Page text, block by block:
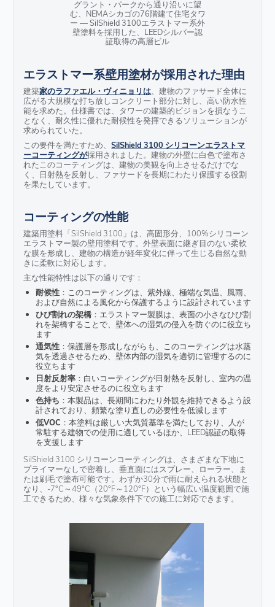
グラント・パークから通り沿いに望
む、NEMAシカゴの76階建て住宅タワ
ー ― SilShield 3100エラストマー系外
壁塗料を採用した、LEEDシルバー認
証取得の高層ビル
エラストマー系壁用塗材が採用された理由
建築家のラファエル・ヴィニョリは 、建物のファサード全体に
広がる大規模な打ち放しコンクリート部分に対し、高い防水性
能を求めた。仕様書では、タワーの建築的ビジョンを損なうこ
となく、耐久性に優れた耐候性を発揮できるソリューションが
求められていた。
この要件を満たすため、SilShield 3100 シリコーンエラストマ
ーコーティングが採用されました。建物の外壁に白色で塗布さ
れたこのコーティングは、建物の美観を向上させるだけでな
く、日射熱を反射し、ファサードを長期にわたり保護する役割
を果たしています。
コーティングの性能
建築用塗料「SilShield 3100」は、高固形分、100%シリコーン
エラストマー製の壁用塗料です。外壁表面に継ぎ目のない柔軟
な膜を形成し、建物の構造が経年変化に伴って生じる自然な動
きに柔軟に対応します。
主な性能特性は以下の通りです：
耐候性 ：このコーティングは、紫外線、極端な気温、風雨、
および自然による風化から保護するように設計されています
ひび割れの架橋 ：エラストマー製膜は、表面の小さなひび割
れを架橋することで、壁体への湿気の侵入を防ぐのに役立ち
ます
通気性 ：保護層を形成しながらも、このコーティングは水蒸
気を透過させるため、壁体内部の湿気を適切に管理するのに
役立ちます
日射反射率 ：白いコーティングが日射熱を反射し、室内の温
度をより安定させるのに役立ちます
色持ち ：本製品は、長期間にわたり外観を維持できるよう設
計されており、頻繁な塗り直しの必要性を低減します
低VOC ：本塗料は厳しい大気質基準を満たしており、人が
常駐する建物での使用に適しているほか、LEED認証の取得
を支援します
SilShield 3100 シリコーンコーティングは、さまざまな下地に
プライマーなしで密着し、垂直面にはスプレー、ローラー、ま
たは刷毛で塗布可能です。わずか30分で雨に耐えられる状態と
なり、-7°C～49°C（20°F～120°F）という幅広い温度範囲で施
工できるため、様々な気象条件下での施工に対応できます。